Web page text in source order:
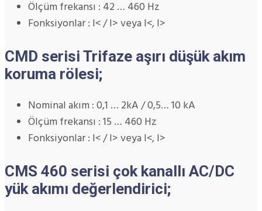
Ölçüm frekansı : 42 … 460 Hz
Fonksiyonlar : I< / I> veya I<, I>
CMD serisi Trifaze aşırı düşük akım
koruma rölesi;
Nominal akım : 0,1 … 2kA / 0,5… 10 kA
Ölçüm frekansı : 15 … 460 Hz
Fonksiyonlar : I< / I> veya I<, I>
CMS 460 serisi çok kanallı AC/DC
yük akımı değerlendirici;